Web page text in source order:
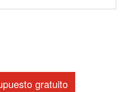
gratuito